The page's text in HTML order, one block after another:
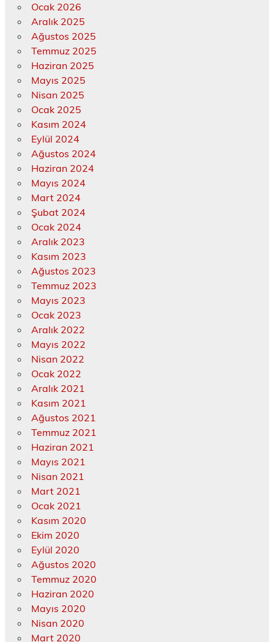
Ocak 2026
Aralık 2025
Ağustos 2025
Temmuz 2025
Haziran 2025
Mayıs 2025
Nisan 2025
Ocak 2025
Kasım 2024
Eylül 2024
Ağustos 2024
Haziran 2024
Mayıs 2024
Mart 2024
Şubat 2024
Ocak 2024
Aralık 2023
Kasım 2023
Ağustos 2023
Temmuz 2023
Mayıs 2023
Ocak 2023
Aralık 2022
Mayıs 2022
Nisan 2022
Ocak 2022
Aralık 2021
Kasım 2021
Ağustos 2021
Temmuz 2021
Haziran 2021
Mayıs 2021
Nisan 2021
Mart 2021
Ocak 2021
Kasım 2020
Ekim 2020
Eylül 2020
Ağustos 2020
Temmuz 2020
Haziran 2020
Mayıs 2020
Nisan 2020
Mart 2020